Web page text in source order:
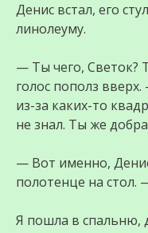
Денис встал, его
линолеуму.
— Ты чего, Светок?
голос пополз
из-за каких-то
не знал. Ты же
— Вот именно,
полотенце на стол.
Я пошла в спальню,